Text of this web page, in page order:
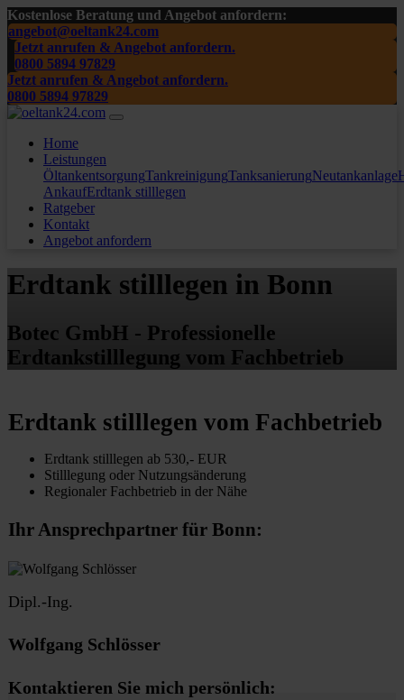
Kostenlose Beratung und Angebot anfordern:
angebot@oeltank24.com
Jetzt anrufen & Angebot anfordern.
0800 5894 97829
Jetzt anrufen & Angebot anfordern.
0800 5894 97829
Home
Leistungen
ÖltankentsorgungTankreinigungTanksanierungNeutankanlage
AnkaufErdtank stilllegen
Ratgeber
Kontakt
Angebot anfordern
Erdtank stilllegen in Bonn
Botec GmbH - Professionelle
Erdtankstilllegung vom Fachbetrieb
Erdtank stilllegen vom Fachbetrieb
Erdtank stilllegen ab 530,- EUR
Stilllegung oder Nutzungsänderung
Regionaler Fachbetrieb in der Nähe
Ihr Ansprechpartner für Bonn:
Dipl.-Ing.
Wolfgang Schlösser
Kontaktieren Sie mich persönlich: